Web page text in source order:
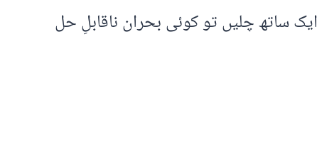
ساتھ چلیں تو کوئی بحران ناقابلِ حل